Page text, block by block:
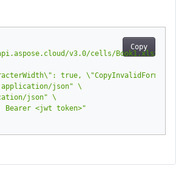
Copy
v3.0/cells/Book1.xlsx/
true,
application/json"
json"
<jwt token>"